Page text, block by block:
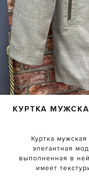
КУРТКА
Куртка
элегантная
выполненная в
имеет